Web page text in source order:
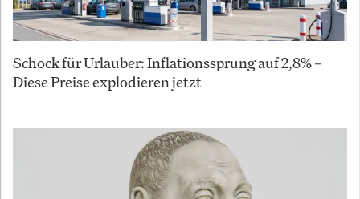
Schock für Urlauber: Inflationssprung auf 2,8% –
Diese Preise explodieren jetzt